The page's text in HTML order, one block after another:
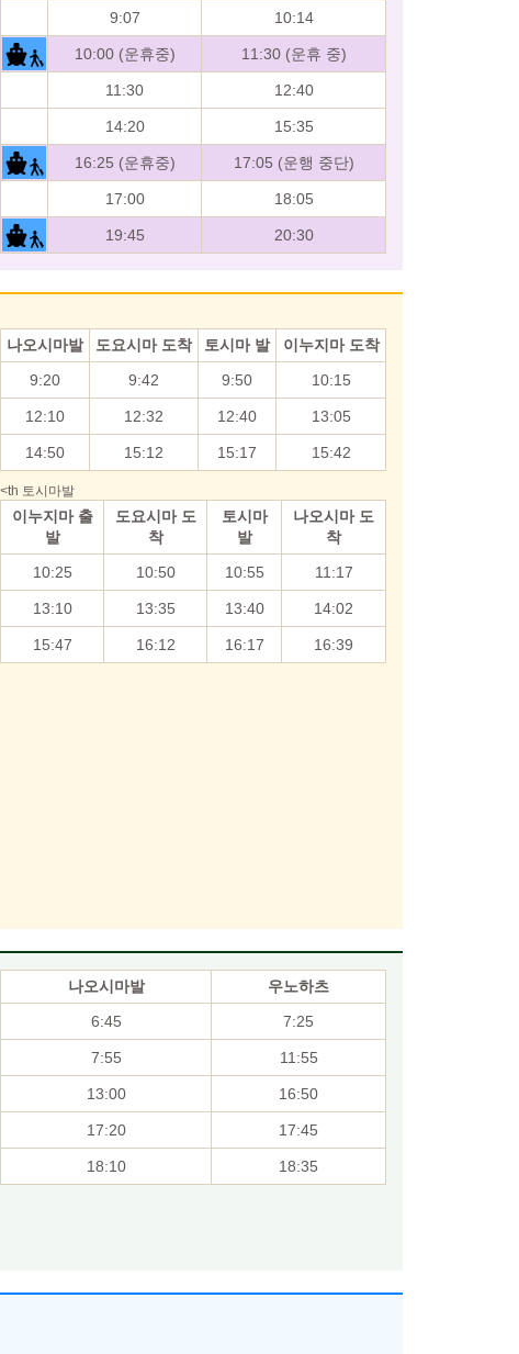
9:07 10:14
10:00 (운휴중) 11:30 (운휴 중)
11:30 12:40
14:20 15:35
16:25 (운휴중) 17:05 (운행 중단)
17:00 18:05
19:45 20:30
나오시마발 도요시마 도착 토시마 발
이누지마 도착
9:20
9:42 9:50 10:15
12:10 12:32 12:40 13:05
14:50 15:12 15:17 15:42
<th 토시마발
이누지마 출
발
도요시마 도
착
토시마
발
나오시마 도
착
10:25
10:50 10:55 11:17
13:10 13:35 13:40 14:02
15:47 16:12 16:17 16:39
나오시마발
우노하츠
6:45
7:25
7:55 11:55
13:00 16:50
17:20 17:45
18:10 18:35